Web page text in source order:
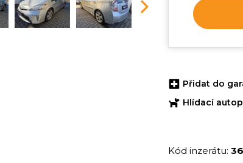
Next
Přidat do
Hlídací
Kód inzerátu: